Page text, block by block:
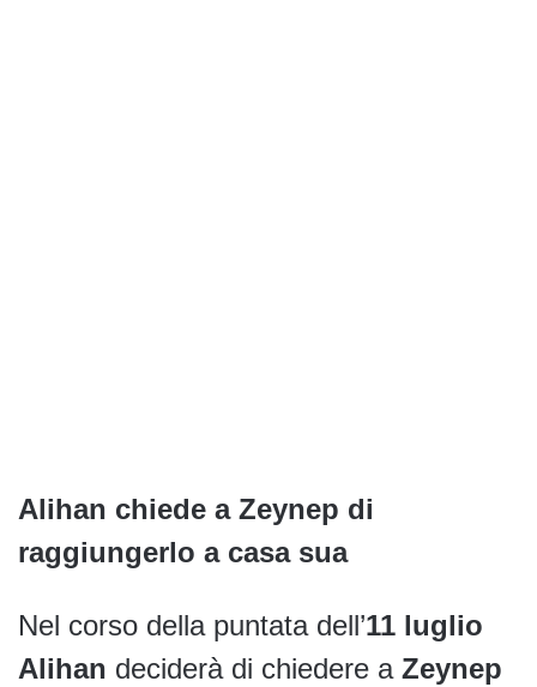
Alihan chiede a Zeynep di
raggiungerlo a casa sua
Nel corso della puntata dell’11 luglio
Alihan deciderà di chiedere a Zeynep